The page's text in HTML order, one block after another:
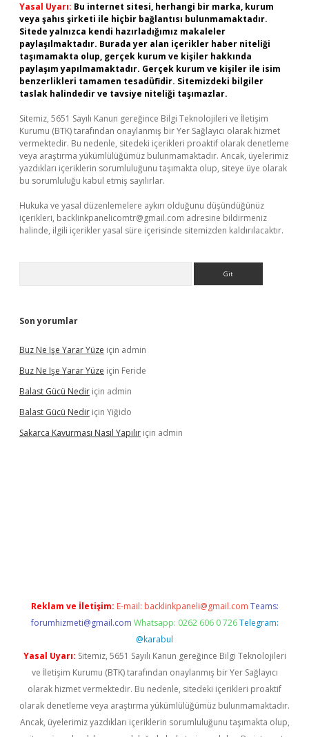
Yasal Uyarı: Bu internet sitesi, herhangi bir marka, kurum
veya şahıs şirketi ile hiçbir bağlantısı bulunmamaktadır.
Sitede yalnızca kendi hazırladığımız makaleler
paylaşılmaktadır. Burada yer alan içerikler haber niteliği
taşımamakta olup, gerçek kurum ve kişiler hakkında
paylaşım yapılmamaktadır. Gerçek kurum ve kişiler ile isim
benzerlikleri tamamen tesadüfidir. Sitemizdeki bilgiler
taslak halindedir ve tavsiye niteliği taşımazlar.
Sitemiz, 5651 Sayılı Kanun gereğince Bilgi Teknolojileri ve İletişim
Kurumu (BTK) tarafından onaylanmış bir Yer Sağlayıcı olarak hizmet
vermektedir. Bu nedenle, sitedeki içerikleri proaktif olarak denetleme
veya araştırma yükümlülüğümüz bulunmamaktadır. Ancak, üyelerimiz
yazdıkları içeriklerin sorumluluğunu taşımakta olup, siteye üye olarak
bu sorumluluğu kabul etmiş sayılırlar.
Hukuka ve yasal düzenlemelere aykırı olduğunu düşündüğünüz
içerikleri, backlinkpanelicomtr@gmail.com adresine bildirmeniz
halinde, ilgili içerikler yasal süre içerisinde sitemizden kaldırılacaktır.
Son yorumlar
Buz Ne Işe Yarar Yüze için admin
Buz Ne Işe Yarar Yüze için Feride
Balast Gücü Nedir için admin
Balast Gücü Nedir için Yiğido
Sakarca Kavurması Nasıl Yapılır için admin
Reklam ve İletişim: E-mail: backlinkpaneli@gmail.com Teams:
forumhizmeti@gmail.com Whatsapp: 0262 606 0 726 Telegram:
@karabul
Yasal Uyarı: Sitemiz, 5651 Sayılı Kanun gereğince Bilgi Teknolojileri
ve İletişim Kurumu (BTK) tarafından onaylanmış bir Yer Sağlayıcı
olarak hizmet vermektedir. Bu nedenle, sitedeki içerikleri proaktif
olarak denetleme veya araştırma yükümlülüğümüz bulunmamaktadır.
Ancak, üyelerimiz yazdıkları içeriklerin sorumluluğunu taşımakta olup,